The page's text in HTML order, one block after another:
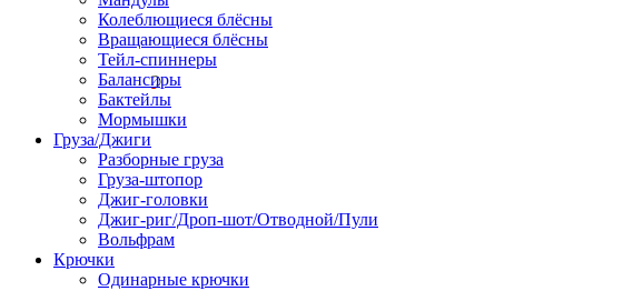
Колеблющиеся блёсны
Вращающиеся блёсны
Тейл-спиннеры
Балансиры
Бактейлы
Мормышки
Груза/Джиги
Разборные груза
Груза-штопор
Джиг-головки
Джиг-риг/Дроп-шот/Отводной/Пули
Вольфрам
Крючки
Одинарные крючки